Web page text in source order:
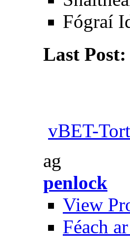
Fógraí
Last Post:
vBET-
ag
penlock
View
Féach